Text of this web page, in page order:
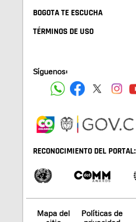
BOGOTA TE ESCUCHA
TÉRMINOS DE USO
Síguenos:
RECONOCIMIENTO DEL PORTAL:
Mapa del
Políticas de